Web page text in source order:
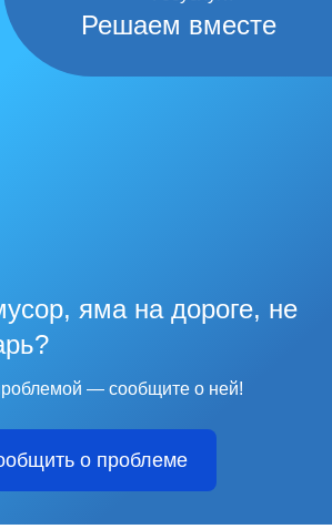
Решаем вместе
яма на дороге, не
— сообщите о ней!
о проблеме